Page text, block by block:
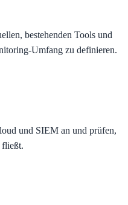
bestehenden Tools und
Umfang zu definieren.
und SIEM an und prüfen,
fließt.